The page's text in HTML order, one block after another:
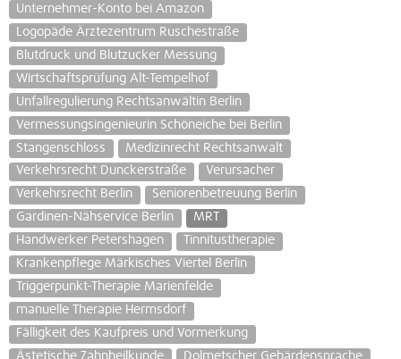
Unternehmer-Konto bei Amazon
Logopäde Ärztezentrum Ruschestraße
Blutdruck und Blutzucker Messung
Wirtschaftsprüfung Alt-Tempelhof
Unfallregulierung Rechtsanwältin Berlin
Vermessungsingenieurin Schöneiche bei Berlin
Stangenschloss
Medizinrecht Rechtsanwalt
Verkehrsrecht Dunckerstraße
Verursacher
Verkehrsrecht Berlin
Seniorenbetreuung Berlin
Gardinen-Nähservice Berlin
MRT
Handwerker Petershagen
Tinnitustherapie
Krankenpflege Märkisches Viertel Berlin
Triggerpunkt-Therapie Marienfelde
manuelle Therapie Hermsdorf
Fälligkeit des Kaufpreis und Vormerkung